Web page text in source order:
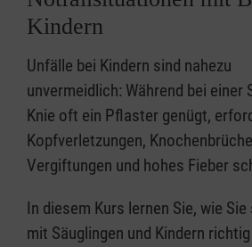
Kindern
Unfälle bei Kindern sind nahezu
unvermeidlich: Während bei einer
Knie oft ein Pflaster genügt,
Kopfverletzungen,
Vergiftungen und hohes Fieber
In diesem Kurs lernen Sie, wie
mit Säuglingen und Kindern